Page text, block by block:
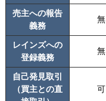
売主への報告
義務
無
レインズへの
登録義務
無
自己発見取引
（買主との直
可